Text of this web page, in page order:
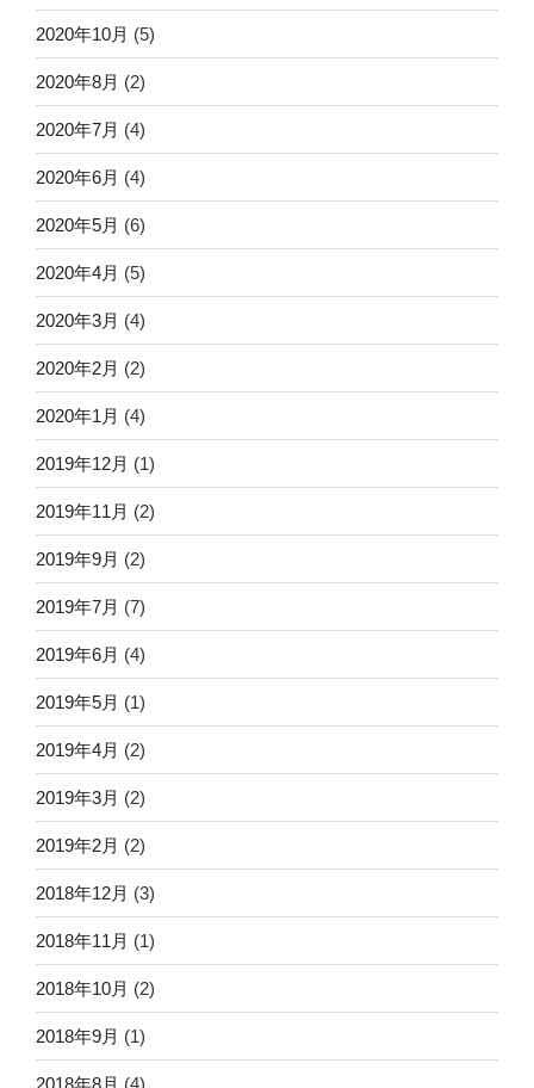
2020年10月 (5)
2020年8月 (2)
2020年7月 (4)
2020年6月 (4)
2020年5月 (6)
2020年4月 (5)
2020年3月 (4)
2020年2月 (2)
2020年1月 (4)
2019年12月 (1)
2019年11月 (2)
2019年9月 (2)
2019年7月 (7)
2019年6月 (4)
2019年5月 (1)
2019年4月 (2)
2019年3月 (2)
2019年2月 (2)
2018年12月 (3)
2018年11月 (1)
2018年10月 (2)
2018年9月 (1)
2018年8月 (4)